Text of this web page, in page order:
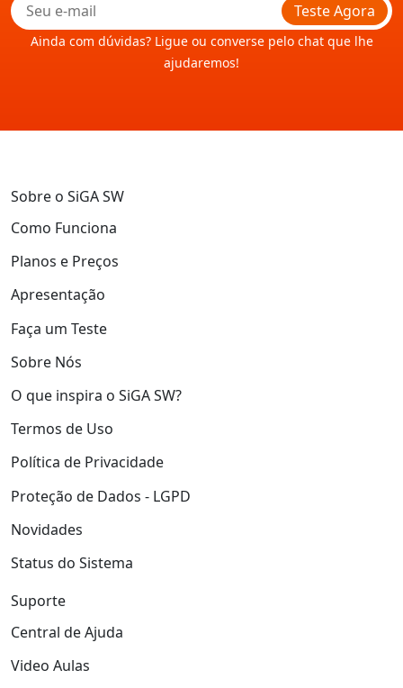
Teste Agora
Ainda com dúvidas? Ligue ou converse pelo chat que lhe
ajudaremos!
Sobre o SiGA SW
Como Funciona
Planos e Preços
Apresentação
Faça um Teste
Sobre Nós
O que inspira o SiGA SW?
Termos de Uso
Política de Privacidade
Proteção de Dados - LGPD
Novidades
Status do Sistema
Suporte
Central de Ajuda
Video Aulas